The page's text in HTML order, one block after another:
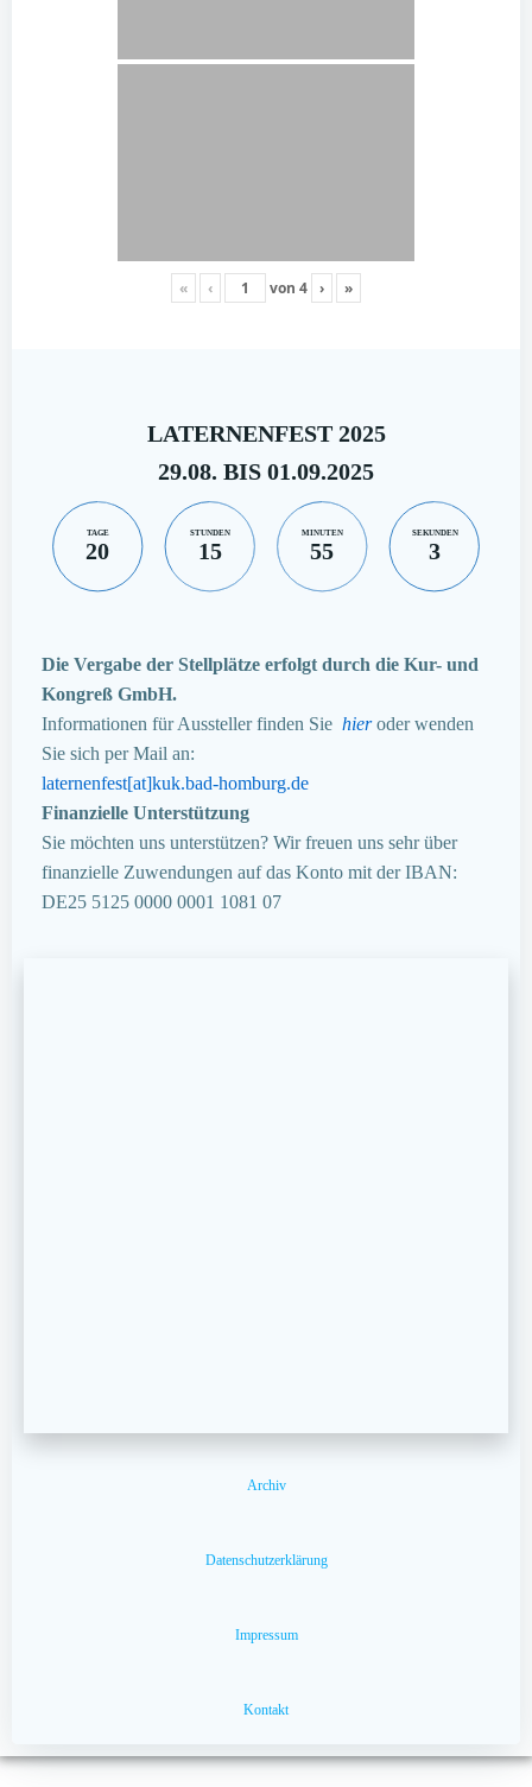
« ‹ von 4 › »
LATERNENFEST 2025
29.08. BIS 01.09.2025
TAGE
20
STUNDEN
15
MINUTEN
55
SEKUNDEN
2
Die Vergabe der Stellplätze erfolgt durch die Kur- und
Kongreß GmbH.
Informationen für Aussteller finden Sie hieroder wenden
Sie sich per Mail an:
laternenfest[at]kuk.bad-homburg.de
Finanzielle Unterstützung
Sie möchten uns unterstützen? Wir freuen uns sehr über
finanzielle Zuwendungen auf das Konto mit der IBAN:
DE25 5125 0000 0001 1081 07
Archiv
Datenschutzerklärung
Impressum
Kontakt